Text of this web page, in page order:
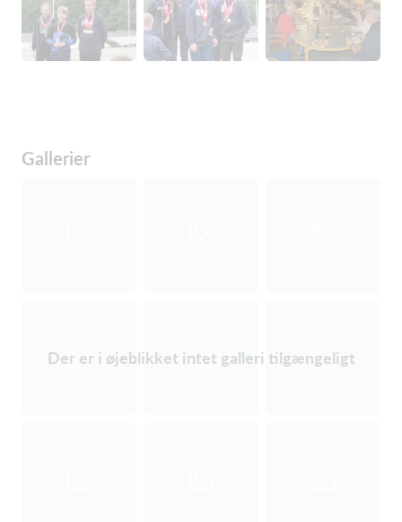
Gallerier
Der er i øjeblikket intet galleri tilgængeligt